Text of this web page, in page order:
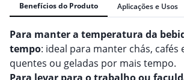
Benefícios do Produto Aplicações e Usos
Para manter a temperatura da
tempo: ideal para manter chás, cafés
quentes ou geladas por mais tempo.